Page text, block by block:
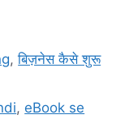
,बिज़नेस कैसे शुरू
, eBook se